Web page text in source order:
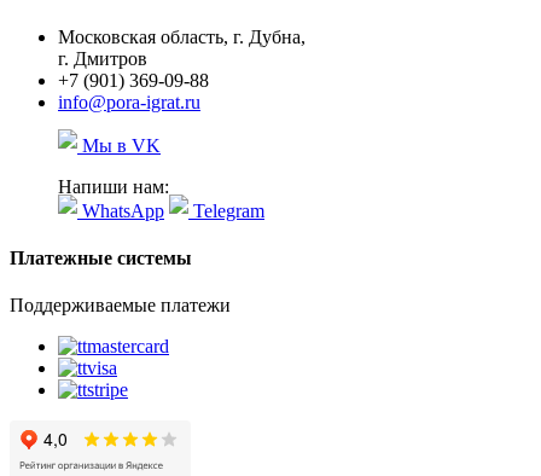
Московская область, г. Дубна,
г. Дмитров
+7 (901) 369-09-88
info@pora-igrat.ru
Мы в VK
Напиши нам:
WhatsApp
Telegram
Платежные системы
Поддерживаемые платежи